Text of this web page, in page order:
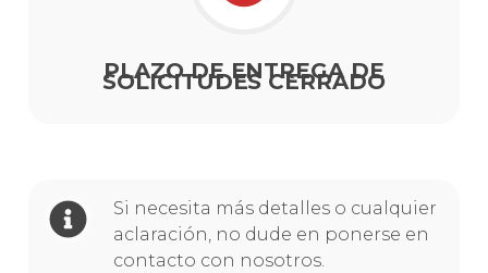
PLAZO DE ENTREGA DE
SOLICITUDES CERRADO
Si necesita más detalles o cualquier
aclaración, no dude en ponerse en
contacto con nosotros.